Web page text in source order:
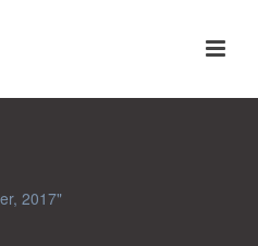
2017"